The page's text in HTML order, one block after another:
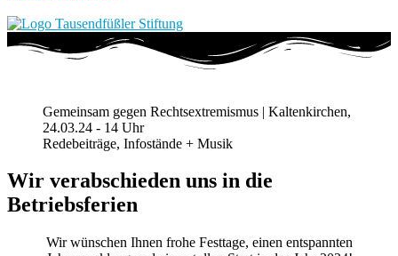
Gemeinsam gegen Rechtsextremismus | Kaltenkirchen,
24.03.24 - 14 Uhr
Redebeiträge, Infostände + Musik
Wir verabschieden uns in die
Betriebsferien
Wir wünschen Ihnen frohe Festtage, einen entspannten